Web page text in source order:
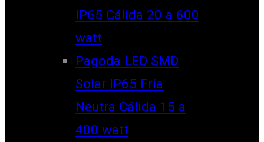
IP65 Cálida 20 a 600
watt
Pagoda LED SMD
Solar IP65 Fría
Neutra Cálida 15 a
400 watt